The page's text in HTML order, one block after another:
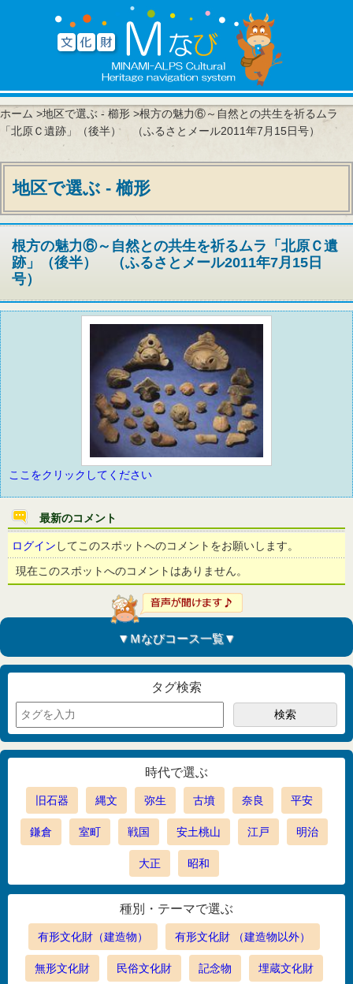
ホーム >地区で選ぶ - 櫛形 >根方の魅力⑥～自然との共生を祈るムラ
「北原Ｃ遺跡」（後半） （ふるさとメール2011年7月15日号）
地区で選ぶ - 櫛形
根方の魅力⑥～自然との共生を祈るムラ「北原Ｃ遺
跡」（後半） （ふるさとメール2011年7月15日
号）
ここをクリックしてください
最新のコメント
ログイン してこのスポットへのコメントをお願いします。
現在このスポットへのコメントはありません。
▼Ｍなびコース一覧▼
タグ検索
時代で選ぶ
旧石器 縄文 弥生 古墳 奈良 平安
鎌倉 室町 戦国 安土桃山 江戸 明治
大正 昭和
種別・テーマで選ぶ
有形文化財（建造物） 有形文化財 （建造物以外）
無形文化財 民俗文化財 記念物 埋蔵文化財